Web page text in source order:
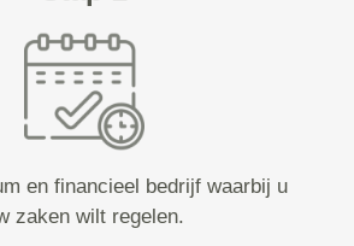
en financieel bedrijf waarbij u
zaken wilt regelen.